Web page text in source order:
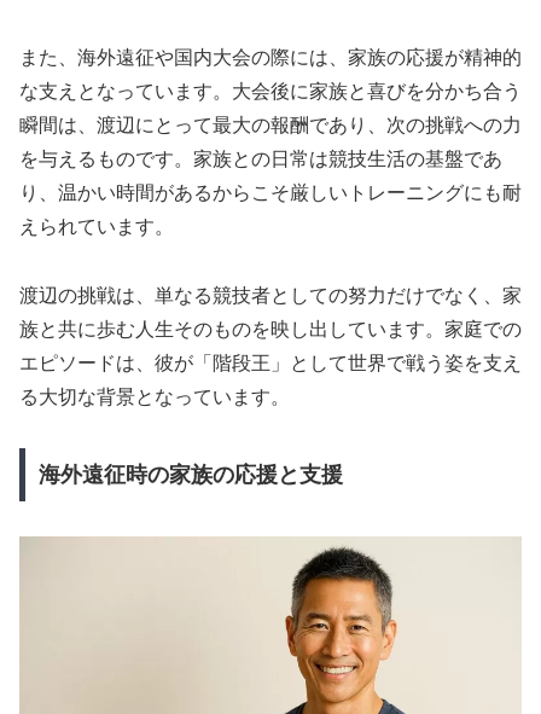
また、海外遠征や国内大会の際には、家族の応援が精神的
な支えとなっています。大会後に家族と喜びを分かち合う
瞬間は、渡辺にとって最大の報酬であり、次の挑戦への力
を与えるものです。家族との日常は競技生活の基盤であ
り、温かい時間があるからこそ厳しいトレーニングにも耐
えられています。
渡辺の挑戦は、単なる競技者としての努力だけでなく、家
族と共に歩む人生そのものを映し出しています。家庭での
エピソードは、彼が「階段王」として世界で戦う姿を支え
る大切な背景となっています。
海外遠征時の家族の応援と支援